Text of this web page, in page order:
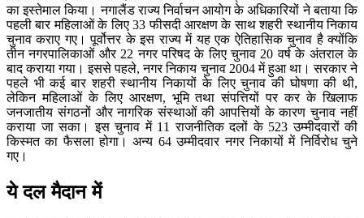
का इस्तेमाल किया। नगालैंड राज्य निर्वाचन आयोग के अधिकारियों ने बताया कि
पहली बार महिलाओं के लिए 33 फीसदी आरक्षण के साथ शहरी स्थानीय निकाय
चुनाव कराए गए। पूर्वोत्तर के इस राज्य में यह एक ऐतिहासिक चुनाव है क्योंकि
तीन नगरपालिकाओं और 22 नगर परिषद के लिए चुनाव 20 वर्ष के अंतराल के
बाद कराया गया। इससे पहले, नगर निकाय चुनाव 2004 में हुआ था। सरकार ने
पहले भी कई बार शहरी स्थानीय निकायों के लिए चुनाव की घोषणा की थी,
लेकिन महिलाओं के लिए आरक्षण, भूमि तथा संपत्तियों पर कर के खिलाफ
जनजातीय संगठनों और नागरिक संस्थाओं की आपत्तियों के कारण चुनाव नहीं
कराया जा सका। इस चुनाव में 11 राजनीतिक दलों के 523 उम्मीदवारों की
किस्मत का फैसला होगा। अन्य 64 उम्मीदवार नगर निकायों में निर्विरोध चुने
गए।
ये दल मैदान में